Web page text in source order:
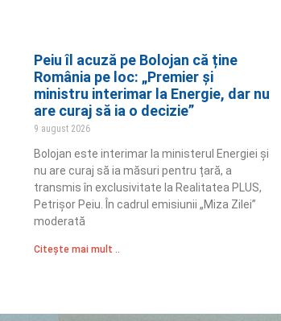
Peiu îl acuză pe Bolojan că ține
România pe loc: „Premier și
ministru interimar la Energie, dar nu
are curaj să ia o decizie”
9 august 2026
Bolojan este interimar la ministerul Energiei și
nu are curaj să ia măsuri pentru țară, a
transmis în exclusivitate la Realitatea PLUS,
Petrișor Peiu. În cadrul emisiunii „Miza Zilei”
moderată
Citește mai mult ..